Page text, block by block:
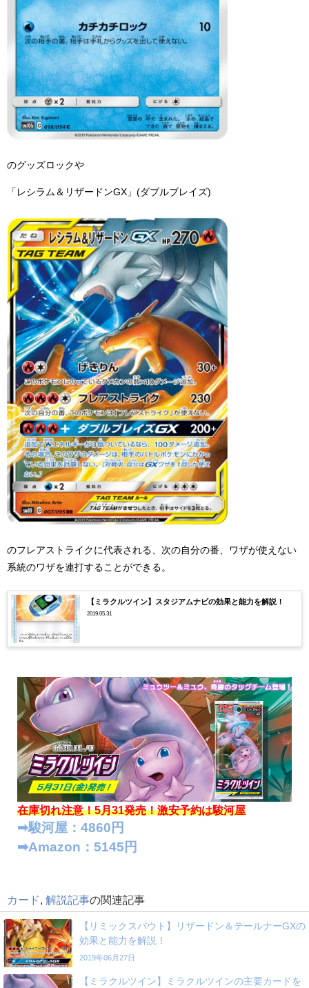
のグッズロックや
「レシラム＆リザードンGX」(ダブルブレイズ)
のフレアストライクに代表される、次の自分の番、ワザが使えない
系統のワザを連打することができる。
【ミラクルツイン】スタジアムナビの効果と能力を解説！
2019.05.31
在庫切れ注意！5月31発売！激安予約は駿河屋
➡︎駿河屋：4860円
➡︎Amazon：5145円
カード 解説記事の関連記事
【リミックスバウト】リザードン＆テールナーGXの
効果と能力を解説！
2019年06月27日
【ミラクルツイン】ミラクルツインの主要カードを